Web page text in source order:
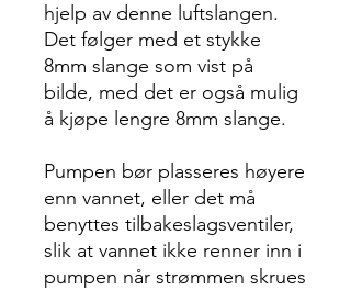
hjelp av denne luftslangen.
Det følger med et stykke
8mm slange som vist på
bilde, med det er også mulig
å kjøpe lengre 8mm slange.
Pumpen bør plasseres høyere
enn vannet, eller det må
benyttes tilbakeslagsventiler,
slik at vannet ikke renner inn i
pumpen når strømmen skrues